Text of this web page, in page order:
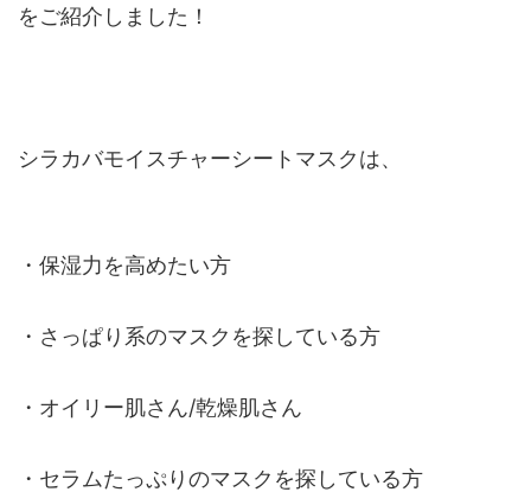
をご紹介しました！
シラカバモイスチャーシートマスクは、
・保湿力を高めたい方
・さっぱり系のマスクを探している方
・オイリー肌さん/乾燥肌さん
・セラムたっぷりのマスクを探している方